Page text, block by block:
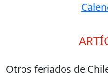
Otros feriados de